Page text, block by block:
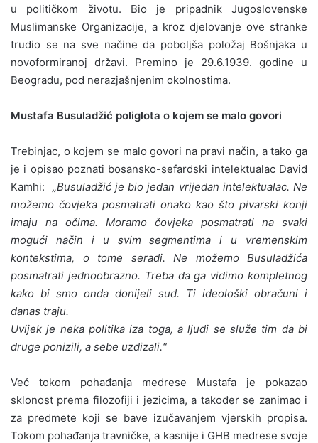
u političkom životu. Bio je pripadnik Jugoslovenske
Muslimanske Organizacije, a kroz djelovanje ove stranke
trudio se na sve načine da poboljša položaj Bošnjaka u
novoformiranoj državi. Premino je 29.6.1939. godine u
Beogradu, pod nerazjašnjenim okolnostima.
Mustafa Busuladžić poliglota o kojem se malo govori
Trebinjac, o kojem se malo govori na pravi način, a tako ga
je i opisao poznati bosansko-sefardski intelektualac David
Kamhi: „Busuladžić je bio jedan vrijedan intelektualac. Ne
možemo čovjeka posmatrati onako kao što pivarski konji
imaju na očima. Moramo čovjeka posmatrati na svaki
mogući način i u svim segmentima i u vremenskim
kontekstima, o tome seradi. Ne možemo Busuladžića
posmatrati jednoobrazno. Treba da ga vidimo kompletnog
kako bi smo onda donijeli sud. Ti ideološki obračuni i
danas traju.
Uvijek je neka politika iza toga, a ljudi se služe tim da bi
druge ponizili, a sebe uzdizali.“
Već tokom pohađanja medrese Mustafa je pokazao
sklonost prema filozofiji i jezicima, a također se zanimao i
za predmete koji se bave izučavanjem vjerskih propisa.
Tokom pohađanja travničke, a kasnije i GHB medrese svoje